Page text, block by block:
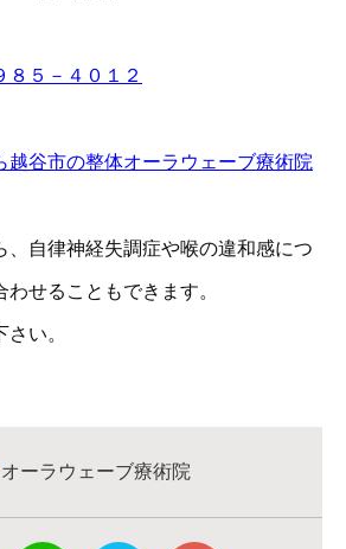
８５－４０１２
越谷市の整体オーラウェーブ療術院
自律神経失調症や喉の違和感につ
せることもできます。
い。
オーラウェーブ療術院